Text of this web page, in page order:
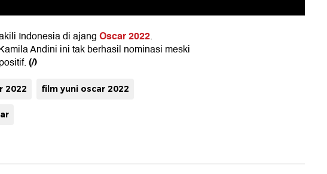
Indonesia di ajangOscar 2022.
Andini ini tak berhasil nominasi meski
(/)
2022 film yuni oscar 2022